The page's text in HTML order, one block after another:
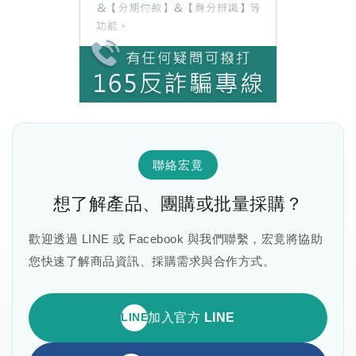
聯絡宏竟
想了解產品、團購或批量採購？
歡迎透過 LINE 或 Facebook 與我們聯繫，宏竟將協助
您快速了解商品資訊、採購需求與合作方式。
LINE加入官方 LINE